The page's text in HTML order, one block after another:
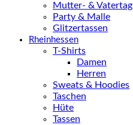
Mutter- & Vatertag
Party & Malle
Glitzertassen
Rheinhessen
T-Shirts
Damen
Herren
Sweats & Hoodies
Taschen
Hüte
Tassen